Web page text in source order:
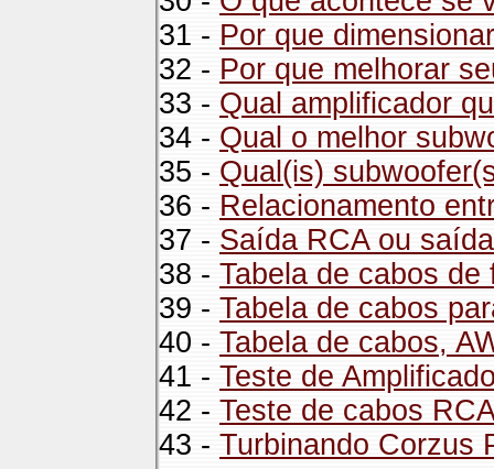
31 - Por que
32 - Por que melhorar
33 - Qual amplificador
34 - Qual o melhor
35 - Qual(is)
36 - Relacionamento
37 - Saída RCA ou
38 - Tabela de cabos de
39 - Tabela de cabos
40 - Tabela de cabos,
41 - Teste de
42 - Teste de cabos
43 - Turbinando Corzus